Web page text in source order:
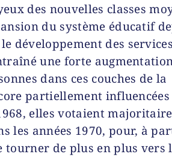
des nouvelles classes
du système éducatif
développement des
une forte
dans ces couches de la
partiellement
elles votaient
les années 1970, pour, à
tourner de plus en plus vers